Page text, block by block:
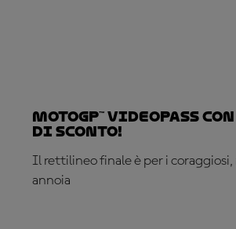
MotoGP™ VideoPass
di sconto!
Il rettilineo finale è per i coraggiosi,
annoia